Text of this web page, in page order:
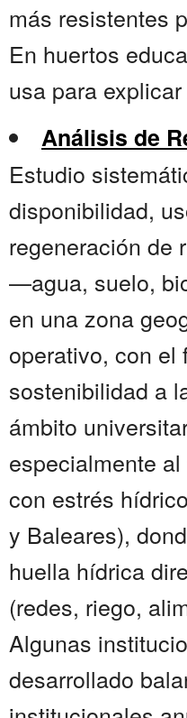
más resistentes
En huertos
usa para
Análisis de
Estudio
disponibilidad,
regeneración de
—agua, suelo,
en una zona
operativo, con el
sostenibilidad a
ámbito
especialmente
con estrés
y Baleares),
huella hídrica
(redes, riego,
Algunas
desarrollado